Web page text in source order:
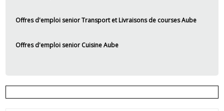
Offres d'emploi senior Transport et Livraisons de courses Aube
Offres d'emploi senior Cuisine Aube